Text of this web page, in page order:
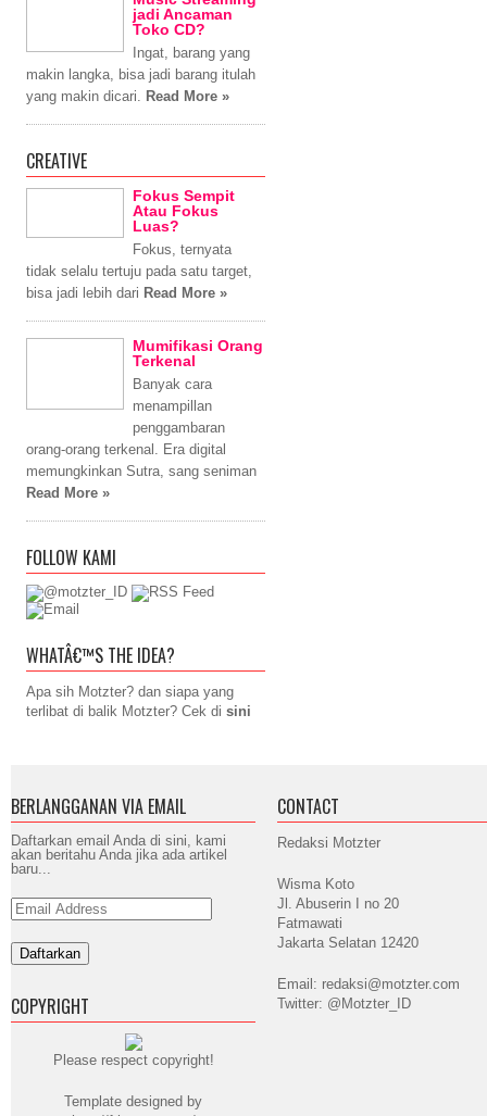
jadi Ancaman
Toko CD?
Ingat, barang yang
makin langka, bisa jadi barang itulah
yang makin dicari. Read More »
CREATIVE
Fokus Sempit
Atau Fokus
Luas?
Fokus, ternyata
tidak selalu tertuju pada satu target,
bisa jadi lebih dari Read More »
Mumifikasi Orang
Terkenal
Banyak cara
menampillan
penggambaran
orang-orang terkenal. Era digital
memungkinkan Sutra, sang seniman
Read More »
FOLLOW KAMI
WHATÂ€™S THE IDEA?
Apa sih Motzter? dan siapa yang
terlibat di balik Motzter? Cek di sini
BERLANGGANAN VIA EMAIL
Daftarkan email Anda di sini, kami
akan beritahu Anda jika ada artikel
baru...
Email
Address
COPYRIGHT
Please respect copyright!
Template designed by
CONTACT
Redaksi Motzter
Wisma Koto
Jl. Abuserin I no 20
Fatmawati
Jakarta Selatan 12420
Email: redaksi@motzter.com
Twitter: @Motzter_ID